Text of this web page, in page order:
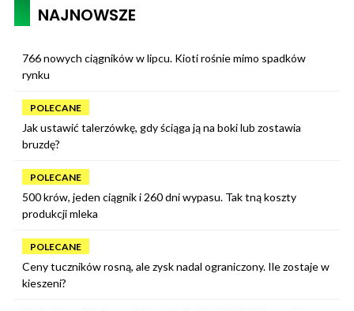
NAJNOWSZE
766 nowych ciągników w lipcu. Kioti rośnie mimo spadków
rynku
POLECANE
Jak ustawić talerzówkę, gdy ściąga ją na boki lub zostawia
bruzdę?
POLECANE
500 krów, jeden ciągnik i 260 dni wypasu. Tak tną koszty
produkcji mleka
POLECANE
Ceny tuczników rosną, ale zysk nadal ograniczony. Ile zostaje w
kieszeni?